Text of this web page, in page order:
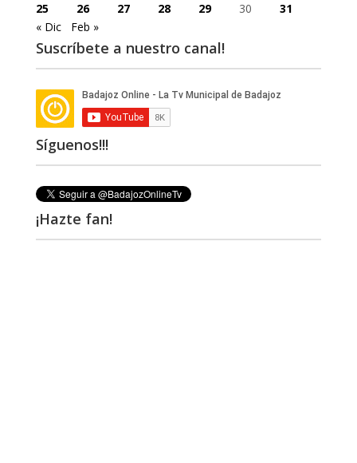
25
26 27 28 29 30
31
« Dic
Feb »
Suscríbete a nuestro canal!
Síguenos!!!
¡Hazte fan!